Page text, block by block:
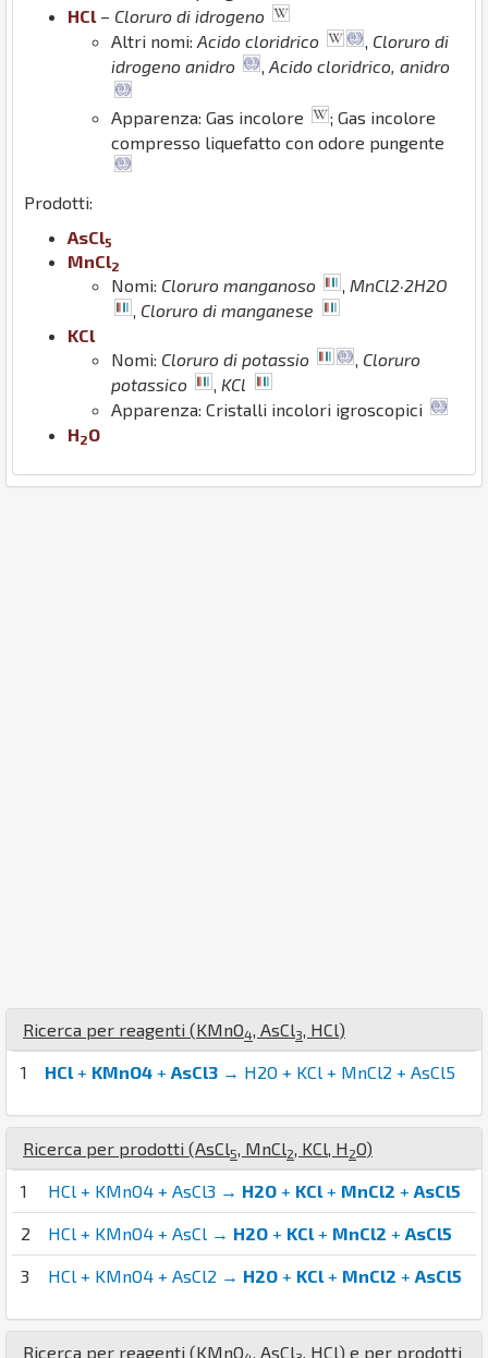
HCl – Cloruro di idrogeno
Altri nomi: Acido cloridrico , Cloruro di
idrogeno anidro
,Acido cloridrico, anidro
Apparenza: Gas incolore
; Gas incolore
compresso liquefatto con odore pungente
Prodotti:
AsCl5
MnCl2
Nomi: Cloruro manganoso
MnCl2·2H2O
Cloruro di manganese
KCl
Nomi: Cloruro di potassio , Cloruro
potassico
, KCl
Apparenza: Cristalli incolori igroscopici
H2O
Ricerca per reagenti (KMnO4, AsCl3, HCl)
1 HCl+ KMnO4 + AsCl3 → H2O + KCl + MnCl2 + AsCl5
Ricerca per prodotti (AsCl5, MnCl2, KCl, H 2O)
1 HCl + KMnO4 + AsCl3 → H2O + KCl+ MnCl2 + AsCl5
2 HCl + KMnO4 + AsCl → H2O + KCl+ MnCl2 + AsCl5
3 HCl + KMnO4 + AsCl2 → H2O + KCl+ MnCl2 + AsCl5
Ricerca per reagenti (KMnO , AsCl , HCl) e per prodotti